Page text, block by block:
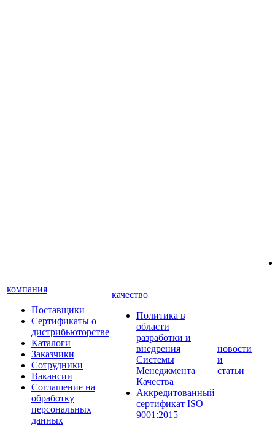
компания
Поставщики
Сертификаты о
дистрибьюторстве
Каталоги
Заказчики
Сотрудники
Вакансии
Соглашение на
обработку
персональных
данных
качество
Политика в
области
разработки и
внедрения
Системы
Менеджмента
Качества
Аккредитованный
сертификат ISO
9001:2015
новости
и
статьи